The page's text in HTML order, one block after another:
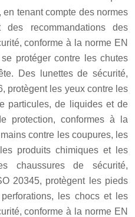
tenant compte des normes
recommandations des
conforme à la norme EN
protéger contre les chutes
Des lunettes de sécurité,
protègent les yeux contre les
particules, de liquides et de
protection, conformes à la
contre les coupures, les
produits chimiques et les
chaussures de sécurité,
20345, protègent les pieds
les chocs et les
conforme à la norme EN